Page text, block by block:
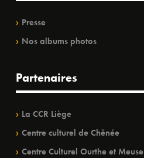
Presse
Nos albums photos
Partenaires
La CCR Liège
Centre culturel de Chênée
Centre Culturel Ourthe et Meuse